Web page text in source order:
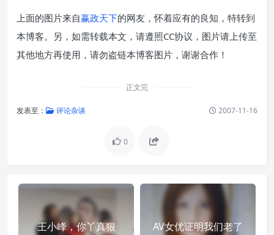
上面的图片来自赢政天下的网友，怀着应有的良知，特转到
本博客。另，如需转载本文，请遵照CC协议，图片请上传至
其他地方再使用，请勿盗链本博客图片，谢谢合作！
正文完
发表至： 评论杂谈 2007-11-16
0
王小峰，你丫真狠 AV女优证明我们老了